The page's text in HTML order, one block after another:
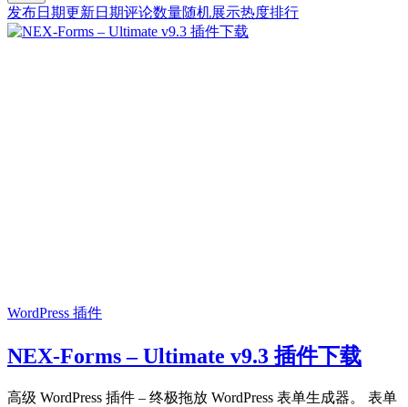
发布日期更新日期评论数量随机展示热度排行
WordPress 插件
NEX-Forms – Ultimate v9.3 插件下载
高级 WordPress 插件 – 终极拖放 WordPress 表单生成器。 表单